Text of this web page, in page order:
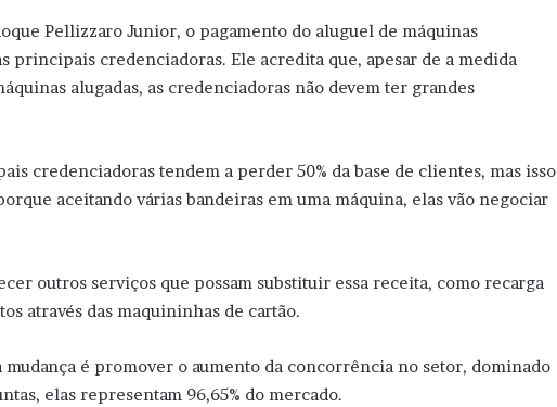
Pellizzaro Junior, o pagamento do aluguel de máquinas
principais credenciadoras. Ele acredita que, apesar de a medida
alugadas, as credenciadoras não devem ter grandes
credenciadoras tendem a perder 50% da base de clientes, mas isso
aceitando várias bandeiras em uma máquina, elas vão negociar
outros serviços que possam substituir essa receita, como recarga
através das maquininhas de cartão.
mudança é promover o aumento da concorrência no setor, dominado
elas representam 96,65% do mercado.